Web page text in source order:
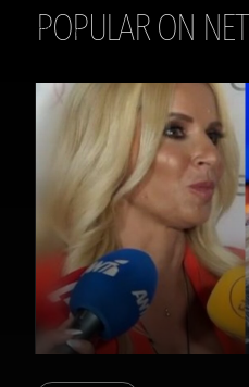
POPULAR ON
THE DAILY